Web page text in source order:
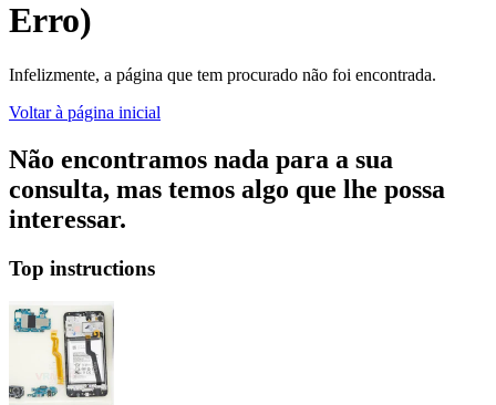
Erro)
Infelizmente, a página que tem procurado não foi encontrada.
Voltar à página inicial
Não encontramos nada para a sua
consulta, mas temos algo que lhe possa
interessar.
Top instructions